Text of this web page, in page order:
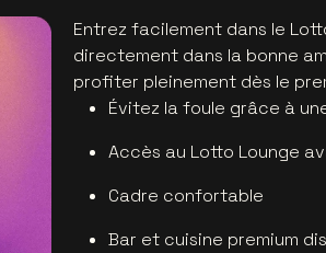
Entrez facilement dans le
directement dans la bonne
profiter pleinement dès le
Évitez la foule grâce à
Accès au Lotto Lounge
Cadre confortable
Bar et cuisine premium